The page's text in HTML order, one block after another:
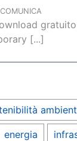
COMUNICA
[...]
energia